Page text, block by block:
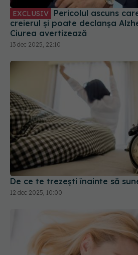
EXCLUSIV
creierul și poate declanșa
Ciurea avertizează
13 dec 2025, 22:10
De ce te trezești înainte să
12 dec 2025, 10:00